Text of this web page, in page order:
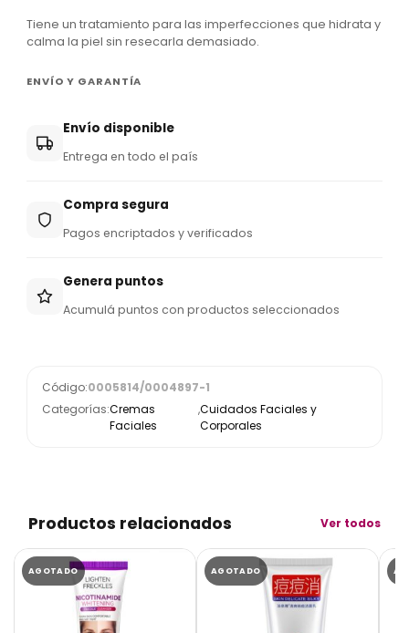
Tiene un tratamiento para las imperfecciones que hidrata y
calma la piel sin resecarla demasiado.
ENVÍO Y GARANTÍA
Envío disponible
Entrega en todo el país
Compra segura
Pagos encriptados y verificados
Genera puntos
Acumulá puntos con productos seleccionados
Código:0005814/0004897-1
Categorías:Cremas
Faciales
,Cuidados Faciales y
Corporales
Productos relacionados Ver todos
AGOTADO AGOTADO